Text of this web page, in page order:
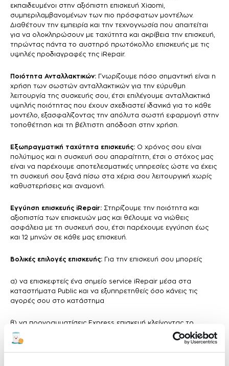
εκπαιδευμένοι στην αξιόπιστη επισκευή Xiaomi,
συμπεριλαμβανομένων των πιο πρόσφατων μοντέλων.
Διαθέτουν την εμπειρία και την τεχνογνωσία που απαιτείται
για να ολοκληρώσουν με ταχύτητα και ακρίβεια την επισκευή,
τηρώντας πάντα το αυστηρό πρωτόκολλο επισκευής με τις
υψηλές προδιαγραφές της iRepair.
Ποιότητα Ανταλλακτικών:Γνωρίζουμε πόσο σημαντική είναι η
χρήση των σωστών ανταλλακτικών για την εύρυθμη
λειτουργία της συσκευής σου, έτσι επιλέγουμε ανταλλακτικά
υψηλής ποιότητας που έχουν σχεδιαστεί ιδανικά για το κάθε
μοντέλο, εξασφαλίζοντας την απόλυτα σωστή εφαρμογή στην
τοποθέτηση και τη βέλτιστη απόδοση στην χρήση.
Εξωπραγματική ταχύτητα επισκευής: Ο χρόνος σου είναι
πολύτιμος και η συσκευή σου απαραίτητη, έτσι ο στόχος μας
είναι να παρέχουμε αποτελεσματικές υπηρεσίες ώστε να έχεις
τη συσκευή σου ξανά πίσω στα χέρια σου λειτουργική χωρίς
καθυστερήσεις και αναμονή.
Εγγύηση επισκευής iRepair: Στηρίζουμε την ποιότητα και
αξιοπιστία των επισκευών μας και θέλουμε να νιώθεις
ασφάλεια με τη συσκευή σου, έτσι παρέχουμε εγγύηση έως
και 12 μηνών σε κάθε μας επισκευή.
Βολικές επιλογές επισκευής:Για την επισκευή σου μπορείς
α) να επισκεφτείς ένα σημείο service iRepair μέσα στα
καταστήματα Public και να εξυπηρετηθείς όσο κάνεις τις
αγορές σου στο κατάστημα
β) να προγραμματίσεις Express επισκευή κλείνοντας το
ραντεβού σου online από το site μας επιλέγοντας το
κατάστημα, τη μέρα και την ώρα που σε βολεύει για να
εξυπηρετηθείς με προτεραιότητα άμεσα, χωρίς αναμονή.